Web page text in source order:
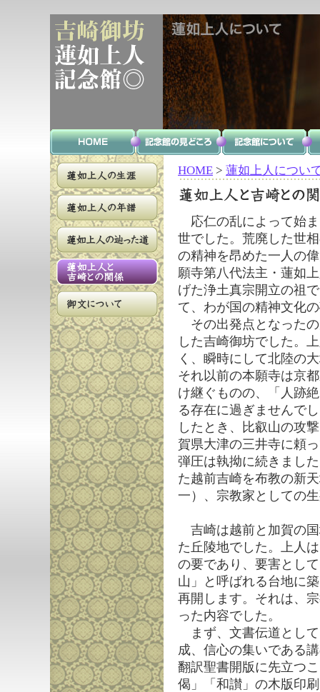
HOME > 蓮如上人につい
応仁の乱によって始
世でした。荒廃した世
の精神を昂めた一人の
願寺第八代法主・蓮如
げた浄土真宗開立の祖
て、わが国の精神文化
その出発点となった
した吉崎御坊でした。
く、瞬時にして北陸の
それ以前の本願寺は京
け継ぐものの、「人跡
る存在に過ぎませんで
したとき、比叡山の攻
賀県大津の三井寺に頼
弾圧は執拗に続きまし
た越前吉崎を布教の新
一）、宗教家としての
吉崎は越前と加賀の
た丘陵地でした。上人
の要であり、要害とし
山」と呼ばれる台地に
再開します。それは、
った内容でした。
まず、文書伝道とし
成、信心の集いである
翻訳聖書開版に先立つ
偈」「和讃」の木版印